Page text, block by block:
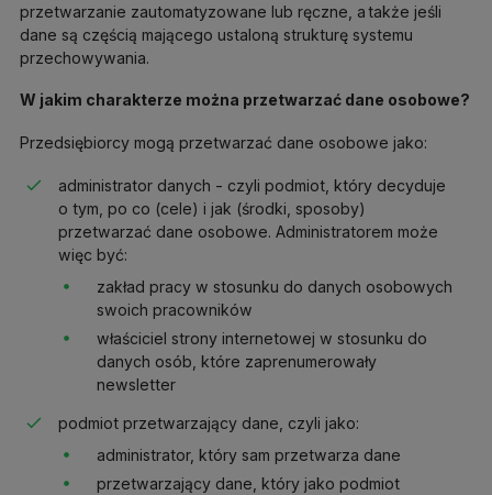
przetwarzanie zautomatyzowane lub ręczne, a także jeśli
dane są częścią mającego ustaloną strukturę systemu
przechowywania.
W jakim charakterze można przetwarzać dane osobowe?
Przedsiębiorcy mogą przetwarzać dane osobowe jako:
administrator danych - czyli podmiot, który decyduje
o tym, po co (cele) i jak (środki, sposoby)
przetwarzać dane osobowe. Administratorem może
więc być:
zakład pracy w stosunku do danych osobowych
swoich pracowników
właściciel strony internetowej w stosunku do
danych osób, które zaprenumerowały
newsletter
podmiot przetwarzający dane, czyli jako:
administrator, który sam przetwarza dane
przetwarzający dane, który jako podmiot